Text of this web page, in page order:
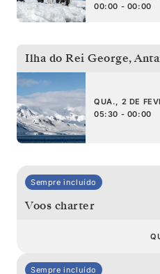
00:00 - 00:00
Ilha do Rei George,
QUA., 2 DE
05:30 - 00:00
Sempre incluído
Voos charter
Sempre incluído